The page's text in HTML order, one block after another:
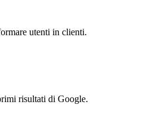
utenti in clienti.
risultati di Google.